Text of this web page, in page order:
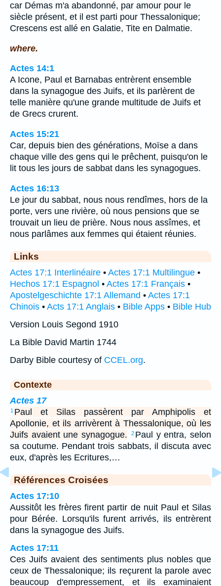
car Démas m'a abandonné, par amour pour le
siècle présent, et il est parti pour Thessalonique;
Crescens est allé en Galatie, Tite en Dalmatie.
where.
Actes 14:1
A Icone, Paul et Barnabas entrèrent ensemble
dans la synagogue des Juifs, et ils parlèrent de
telle manière qu'une grande multitude de Juifs et
de Grecs crurent.
Actes 15:21
Car, depuis bien des générations, Moïse a dans
chaque ville des gens qui le prêchent, puisqu'on le
lit tous les jours de sabbat dans les synagogues.
Actes 16:13
Le jour du sabbat, nous nous rendîmes, hors de la
porte, vers une rivière, où nous pensions que se
trouvait un lieu de prière. Nous nous assîmes, et
nous parlâmes aux femmes qui étaient réunies.
Links
Actes 17:1 Interlinéaire • Actes 17:1 Multilingue •
Hechos 17:1 Espagnol • Actes 17:1 Français •
Apostelgeschichte 17:1 Allemand • Actes 17:1
Chinois • Acts 17:1 Anglais • Bible Apps • Bible Hub
Version Louis Segond 1910
La Bible David Martin 1744
Darby Bible courtesy of CCEL.org.
Contexte
Actes 17
1 Paul et Silas passèrent par Amphipolis et
Apollonie, et ils arrivèrent à Thessalonique, où les
Juifs avaient une synagogue.
2 Paul y entra, selon
sa coutume. Pendant trois sabbats, il discuta avec
eux, d'après les Ecritures,…
Références Croisées
Actes 17:10
Aussitôt les frères firent partir de nuit Paul et Silas
pour Bérée. Lorsqu'ils furent arrivés, ils entrèrent
dans la synagogue des Juifs.
Actes 17:11
Ces Juifs avaient des sentiments plus nobles que
ceux de Thessalonique; ils reçurent la parole avec
beaucoup d'empressement, et ils examinaient